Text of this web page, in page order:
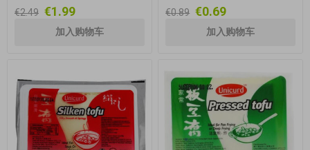
€2.49 €1.99 €0.89 €0.69